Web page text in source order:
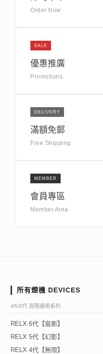
Order Now
SALE
優惠推廣
Promotions
DELIVERY
滿額免郵
Free Shipping
MEMBER
會員專區
Member Area
所有煙機 DEVICES
4/5/6代 高階通用系列
RELX 6代【宙斯】
RELX 5代【幻影】
RELX 4代【無限】